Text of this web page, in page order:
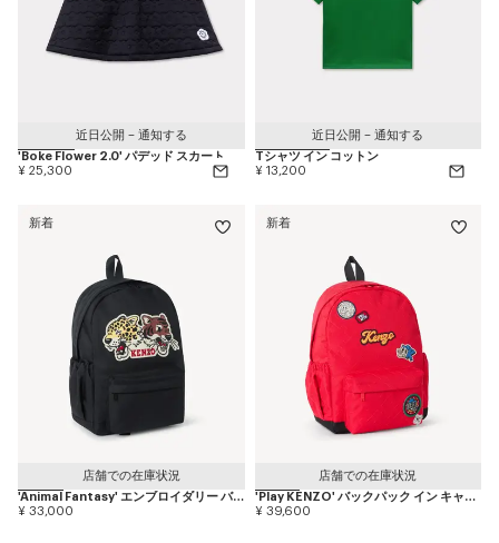
近日公開 – 通知する
'Boke Flower 2.0' パデッド スカート
¥ 25,300
近日公開 – 通知する
Tシャツ イン コットン
¥ 13,200
新着
店舗での在庫状況
'Animal Fantasy' エンブロイダリー バックパック イン キャンバス
¥ 33,000
新着
店舗での在庫状況
'Play KENZO' バックパック イン キャンバス
¥ 39,600